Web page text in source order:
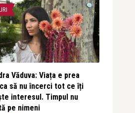
Văduva: Viața e prea
să nu încerci tot ce îți
interesul. Timpul nu
pe nimeni